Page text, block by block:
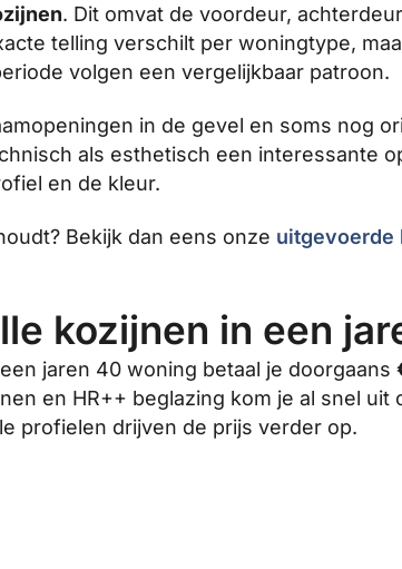
. Dit omvat de voordeur,
telling verschilt per woningtype,
volgen een vergelijkbaar patroon.
in de gevel en soms nog
als esthetisch een interessante
en de kleur.
Bekijk dan eens onze uitgevoerde
kozijnen in een
jaren 40 woning betaal je doorgaans
en HR++ beglazing kom je al snel uit
profielen drijven de prijs verder op.